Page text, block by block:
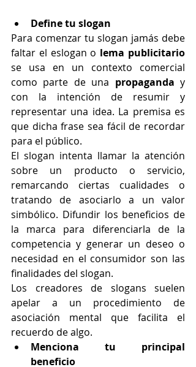
Define tu slogan
Para comenzar tu slogan jamás debe
faltar el eslogan o lema publicitario
se usa en un contexto comercial
como parte de una propaganda y
con la intención de resumir y
representar una idea. La premisa es
que dicha frase sea fácil de recordar
para el público.
El slogan intenta llamar la atención
sobre un producto o servicio,
remarcando ciertas cualidades o
tratando de asociarlo a un valor
simbólico. Difundir los beneficios de
la marca para diferenciarla de la
competencia y generar un deseo o
necesidad en el consumidor son las
finalidades del slogan.
Los creadores de slogans suelen
apelar a un procedimiento de
asociación mental que facilita el
recuerdo de algo.
Menciona tu principal
beneficio